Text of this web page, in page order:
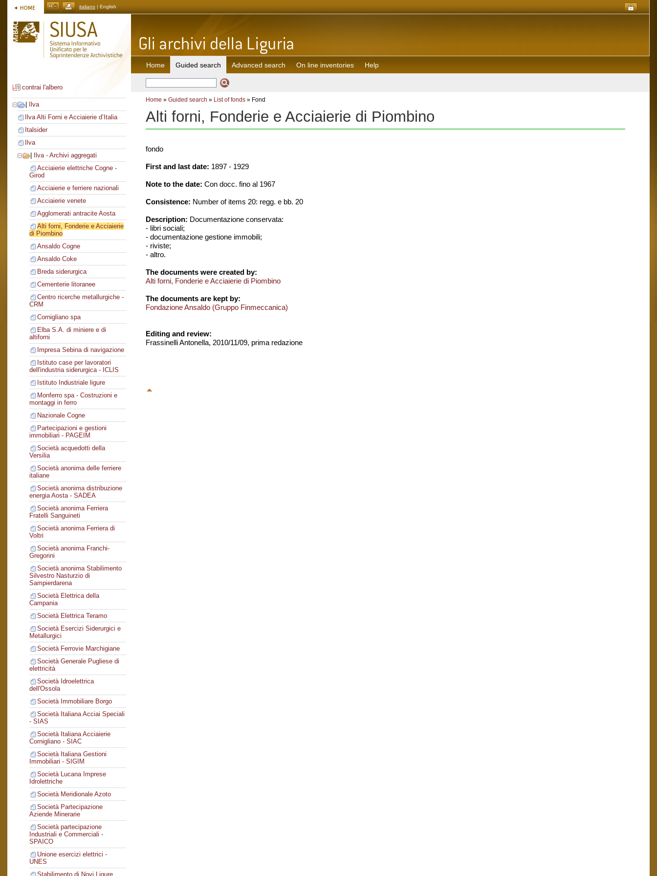
italiano | English
contrai l'albero
Ilva
Ilva Alti Forni e Acciaierie d’Italia
Italsider
Ilva
Ilva - Archivi aggregati
Acciaierie elettriche Cogne -
Girod
Acciaierie e ferriere nazionali
Acciaierie venete
Agglomerati antracite Aosta
Alti forni, Fonderie e Acciaierie
di Piombino
Ansaldo Cogne
Ansaldo Coke
Breda siderurgica
Cementerie litoranee
Centro ricerche metallurgiche -
CRM
Cornigliano spa
Elba S.A. di miniere e di
altiforni
Impresa Sebina di navigazione
Istituto case per lavoratori
dell'industria siderurgica - ICLIS
Istituto Industriale ligure
Monferro spa - Costruzioni e
montaggi in ferro
Nazionale Cogne
Partecipazioni e gestioni
immobiliari - PAGEIM
Società acquedotti della
Versilia
Società anonima delle ferriere
italiane
Società anonima distribuzione
energia Aosta - SADEA
Società anonima Ferriera
Fratelli Sanguineti
Società anonima Ferriera di
Voltri
Società anonima Franchi-
Gregorini
Società anonima Stabilimento
Silvestro Nasturzio di
Sampierdarena
Società Elettrica della
Campania
Società Elettrica Teramo
Società Esercizi Siderurgici e
Metallurgici
Società Ferrovie Marchigiane
Società Generale Pugliese di
elettricità
Società Idroelettrica
dell'Ossola
Società Immobiliare Borgo
Società Italiana Acciai Speciali
- SIAS
Società Italiana Acciaierie
Cornigliano - SIAC
Società Italiana Gestioni
Immobiliari - SIGIM
Società Lucana Imprese
Idrolettriche
Società Meridionale Azoto
Società Partecipazione
Aziende Minerarie
Società partecipazione
Industriali e Commerciali -
SPAICO
Unione esercizi elettrici -
UNES
Stabilimento di Novi Ligure
Home Guided search Advanced search On line inventories Help
Home » Guided search » List of fonds » Fond
Alti forni, Fonderie e Acciaierie di Piombino
fondo
First and last date: 1897 - 1929
Note to the date: Con docc. fino al 1967
Consistence: Number of items 20: regg. e bb. 20
Description: Documentazione conservata:
- libri sociali;
- documentazione gestione immobili;
- riviste;
- altro.
The documents were created by:
Alti forni, Fonderie e Acciaierie di Piombino
The documents are kept by:
Fondazione Ansaldo (Gruppo Finmeccanica)
Editing and review:
Frassinelli Antonella, 2010/11/09, prima redazione